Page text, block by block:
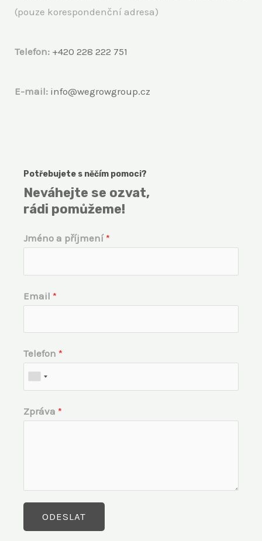
(pouze korespondenční adresa)
Telefon: +420 228 222 751
E-mail: info@wegrowgroup.cz
Potřebujete s něčím pomoci?
Neváhejte se ozvat,
rádi pomůžeme!
Jméno a příjmení*
Email *
Telefon *
Zpráva *
ODESLAT